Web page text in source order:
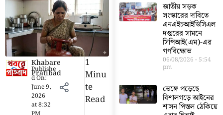
Khabare
Pratibad
Publishe
d On:
June 9,
2026
at8:32
1
Minu
Te
Read
জাতীয় সড়ক
সংস্কারের দাবিতে
এনএইচআইডিসিএল
দপ্তরের সামনে
সিপিআই(এম)-এর
গণবিক্ষোভ
06/08/2026 5:54
pm
ভেঙ্গে পড়েছে
বিশালগড়ে আইনের
শাসন পিস্তল ঠেকিয়ে